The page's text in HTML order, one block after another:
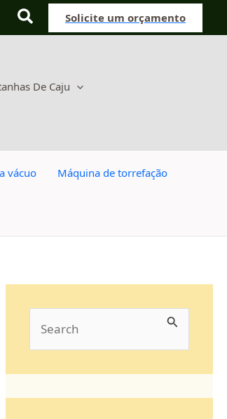
ProcurarSolicite um orçamento
De Caju
vácuo Máquina de torrefação